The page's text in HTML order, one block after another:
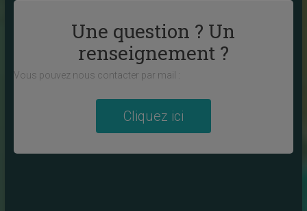
Une question ? Un
renseignement ?
Vous pouvez nous contacter par mail :
Cliquez ici